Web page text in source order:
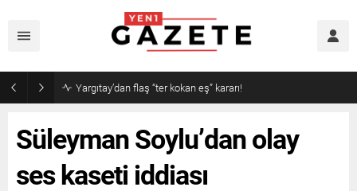
Narin cinayetinde amcadan olay mektup!
Süleyman Soylu’dan olay
ses kaseti iddiası